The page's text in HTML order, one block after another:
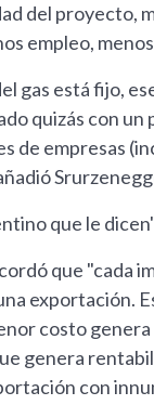
del proyecto,
empleo,
gas está fijo,
quizás con un
de empresas
que le
que "cada
exportación.
costo genera
genera
con